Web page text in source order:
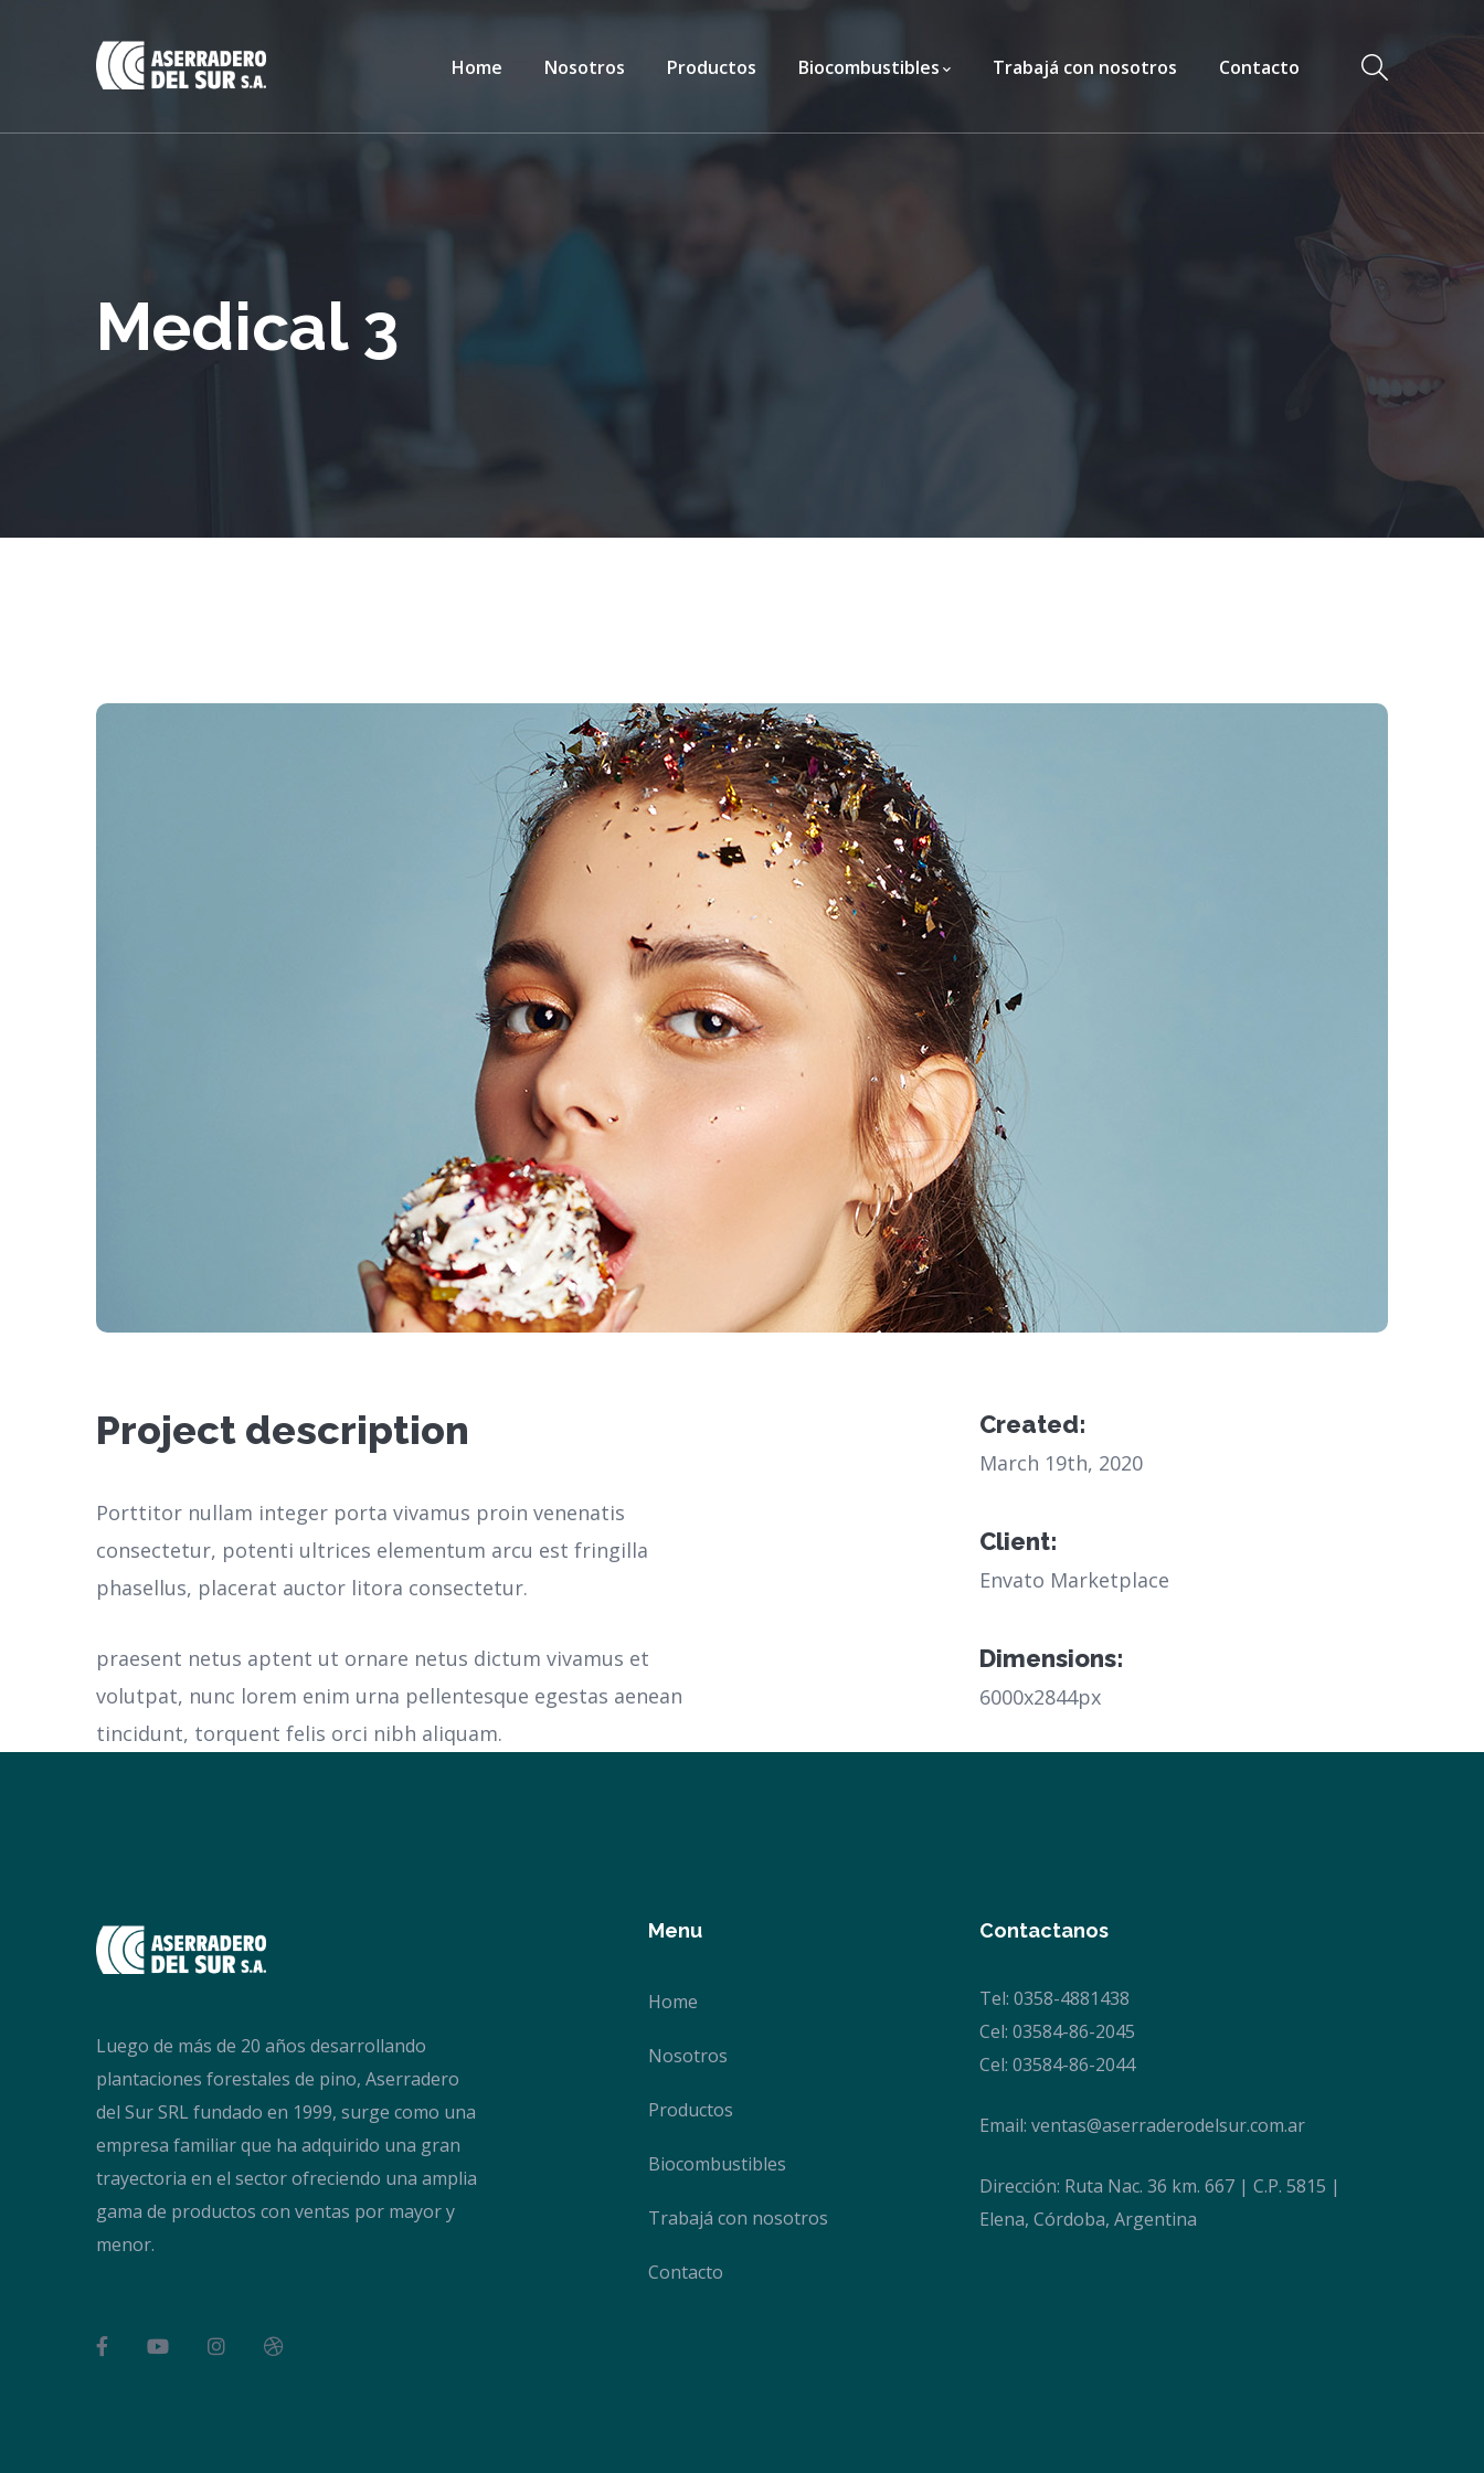
Home Nosotros Productos Biocombustibles Trabajá con nosotros Contacto
Medical 3
Project description
Porttitor nullam integer porta vivamus proin venenatis
consectetur, potenti ultrices elementum arcu est fringilla
phasellus, placerat auctor litora consectetur.
praesent netus aptent ut ornare netus dictum vivamus et
volutpat, nunc lorem enim urna pellentesque egestas aenean
tincidunt, torquent felis orci nibh aliquam.
Created:
March 19th, 2020
Client:
Envato Marketplace
Dimensions:
6000x2844px
Luego de más de 20 años desarrollando
plantaciones forestales de pino, Aserradero
del Sur SRL fundado en 1999, surge como una
empresa familiar que ha adquirido una gran
trayectoria en el sector ofreciendo una amplia
gama de productos con ventas por mayor y
menor.
Menu
Home
Nosotros
Productos
Biocombustibles
Trabajá con nosotros
Contacto
Contactanos
Tel: 0358-4881438
Cel: 03584-86-2045
Cel: 03584-86-2044
Email: ventas@aserraderodelsur.com.ar
Dirección: Ruta Nac. 36 km. 667 | C.P. 5815 |
Elena, Córdoba, Argentina